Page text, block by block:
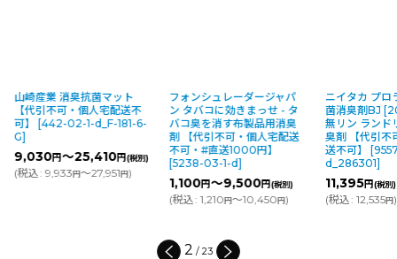
山崎産業 消臭抗菌マット
【代引不可・個人宅配送不
可】
[442-02-1-d_F-181-6-
G]
9,030円～25,410円(税別)
(税込: 9,933円～27,951円)
フォンシュレーダージャパ
ン タバコに効きまっせ - タ
バコ臭を消す布製品用消臭
剤 【代引不可・個人宅配送
不可・#直送1000円】
[5238-03-1-d]
1,100円～9,500円(税別)
(税込: 1,210円～10,450円)
ニイタカ プロ
菌消臭剤BJ
無リン ランド
臭剤 【代引不
送不可】
[
d_286301]
11,395円(税別)
(税込: 12,535円)
2 / 23